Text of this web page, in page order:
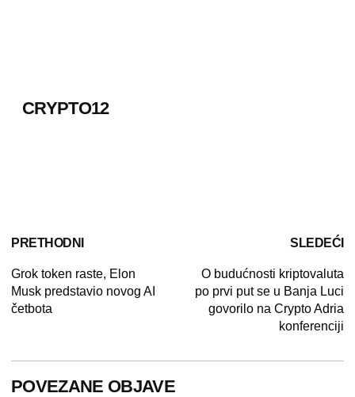
CRYPTO12
PRETHODNI
Grok token raste, Elon
Musk predstavio novog AI
četbota
SLEDEĆI
O budućnosti kriptovaluta
po prvi put se u Banja Luci
govorilo na Crypto Adria
konferenciji
POVEZANE OBJAVE